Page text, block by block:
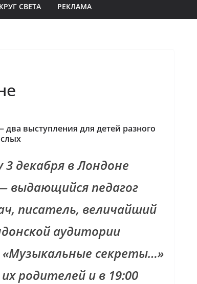
СВЕТА РЕКЛАМА
два выступления для детей разного
3 декабря в Лондоне
выдающийся педагог
писатель, величайший
аудитории
«Музыкальные секреты…»
родителей и в 19:00